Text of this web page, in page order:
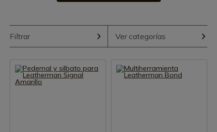
Filtrar Ver categorías